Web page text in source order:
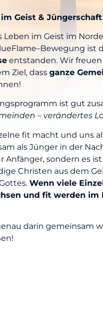
Geist &
im Geist im
ist
entstanden. Wir
Ziel, dass ganze
ist gut
– verändertes
fit macht und uns
als Jünger in der
Anfänger, sondern es
Christen aus dem
Wenn viele
und fit werden im
darin gemeinsam